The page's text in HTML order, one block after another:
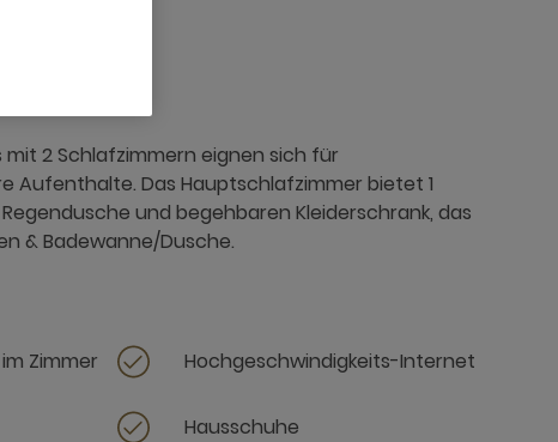
2 Schlafzimmern eignen sich für
Aufenthalte. Das Hauptschlafzimmer bietet 1
und begehbaren Kleiderschrank, das
& Badewanne/Dusche.
Zimmer Hochgeschwindigkeits-Internet
Hausschuhe